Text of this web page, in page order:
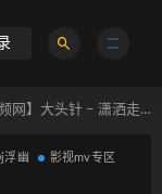
走一回 (Dj培仔 Electro Mix国语男) 影视 [www.mqmix.com].mp4
浮幽 影视mv专区